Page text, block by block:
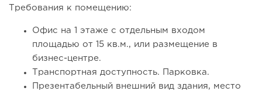
Требования к помещению:
Офис на 1 этаже с отдельным входом
площадью от 15 кв.м., или размещение в
бизнес-центре.
Транспортная доступность. Парковка.
Презентабельный внешний вид здания, место